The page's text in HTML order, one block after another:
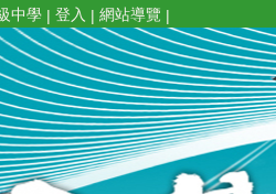
中學 | 登入 | 網站導覽 |